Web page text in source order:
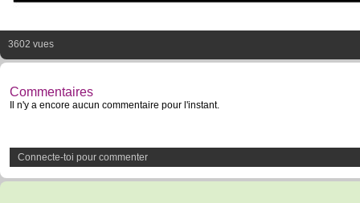
3602 vues
Commentaires
Il n'y a encore aucun commentaire pour l'instant.
Connecte-toi pour commenter